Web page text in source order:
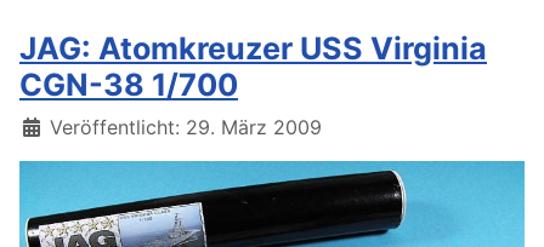
JAG: Atomkreuzer USS Virginia
CGN-38 1/700
Details
Veröffentlicht: 29. März 2009